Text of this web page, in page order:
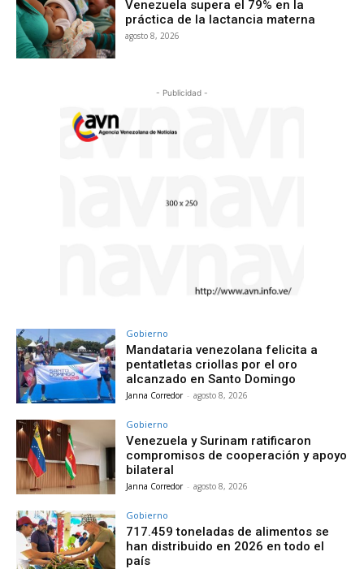
Venezuela supera el 79% en la
práctica de la lactancia materna
agosto 8, 2026
- Publicidad -
Gobierno
Mandataria venezolana felicita a
pentatletas criollas por el oro
alcanzado en Santo Domingo
Janna Corredor - agosto 8, 2026
Gobierno
Venezuela y Surinam ratificaron
compromisos de cooperación y apoyo
bilateral
Janna Corredor - agosto 8, 2026
Gobierno
717.459 toneladas de alimentos se
han distribuido en 2026 en todo el
país